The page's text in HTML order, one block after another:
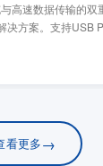
高速数据传输的双
决方案。支持USB
看更多→